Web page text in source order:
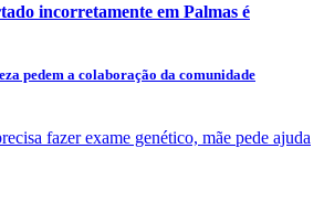
incorretamente em Palmas é
pedem a colaboração da comunidade